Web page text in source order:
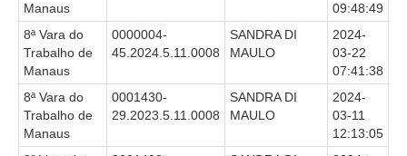
Manaus
09:48:49
8ª Vara do
Trabalho de
Manaus
0000004-
45.2024.5.11.0008
SANDRA DI
MAULO
2024-
03-22
07:41:38
8ª Vara do
Trabalho de
Manaus
0001430-
29.2023.5.11.0008
SANDRA DI
MAULO
2024-
03-11
12:13:05